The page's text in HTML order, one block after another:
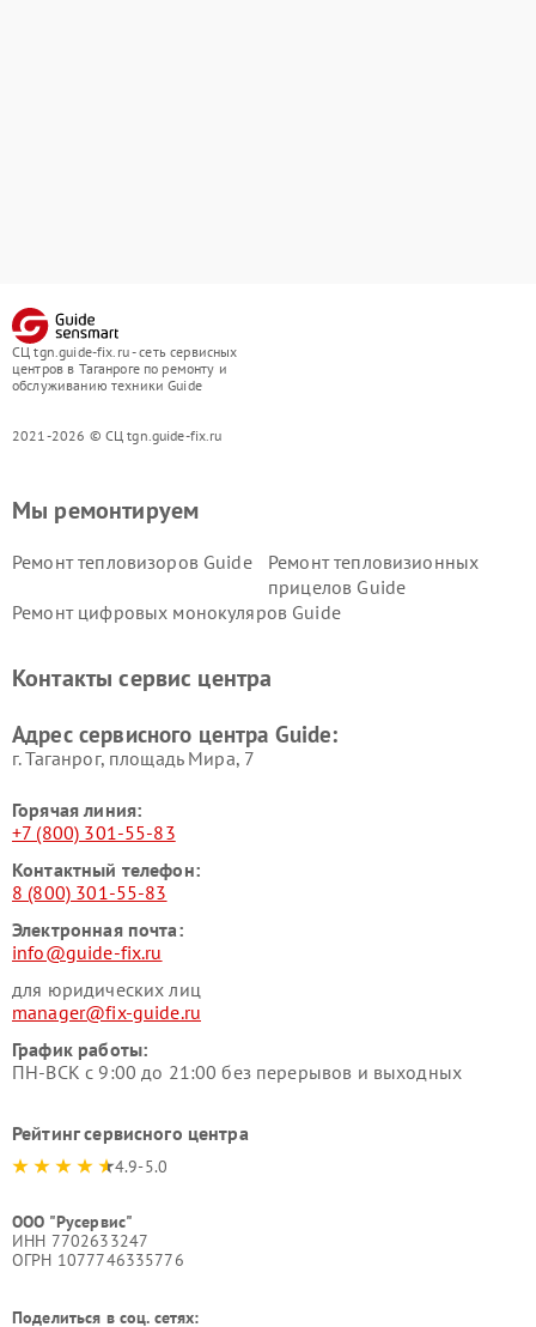
СЦ tgn.guide-fix.ru - сеть сервисных
центров в Таганроге по ремонту и
обслуживанию техники Guide
2021-2026 © СЦ tgn.guide-fix.ru
Мы ремонтируем
Ремонт тепловизоров Guide
Ремонт тепловизионных
прицелов Guide
Ремонт цифровых монокуляров Guide
Контакты сервис центра
Адрес сервисного центра Guide:
г. Таганрог, площадь Мира, 7
Горячая линия:
+7 (800) 301-55-83
Контактный телефон:
8 (800) 301-55-83
Электронная почта:
info@guide-fix.ru
для юридических лиц
manager@fix-guide.ru
График работы:
ПН-ВСК с 9:00 до 21:00 без перерывов и выходных
Рейтинг сервисного центра
4.9-5.0
ООО "Русервис"
ИНН 7702633247
ОГРН 1077746335776
Поделиться в соц. сетях: